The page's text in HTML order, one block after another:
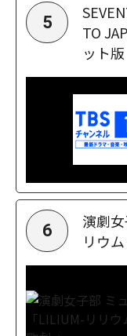
5
TO
ット版
6
演劇
リウ